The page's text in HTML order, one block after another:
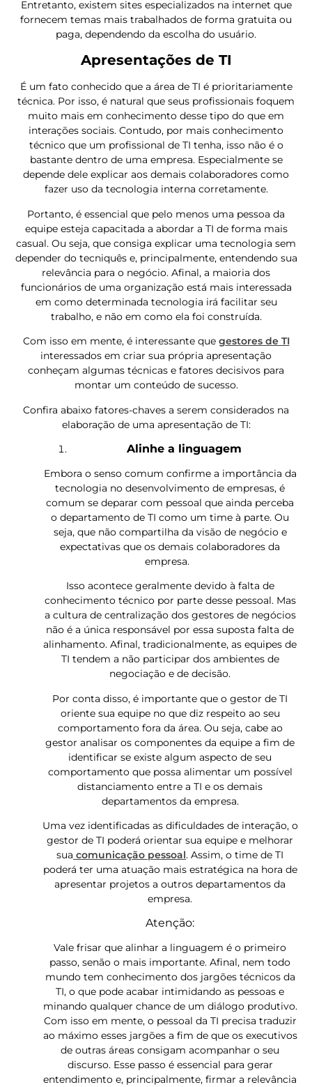
Entretanto, existem sites especializados na internet que
fornecem temas mais trabalhados de forma gratuita ou
paga, dependendo da escolha do usuário.
Apresentações de TI
É um fato conhecido que a área de TI é prioritariamente
técnica. Por isso, é natural que seus profissionais foquem
muito mais em conhecimento desse tipo do que em
interações sociais. Contudo, por mais conhecimento
técnico que um profissional de TI tenha, isso não é o
bastante dentro de uma empresa. Especialmente se
depende dele explicar aos demais colaboradores como
fazer uso da tecnologia interna corretamente.
Portanto, é essencial que pelo menos uma pessoa da
equipe esteja capacitada a abordar a TI de forma mais
casual. Ou seja, que consiga explicar uma tecnologia sem
depender do tecniquês e, principalmente, entendendo sua
relevância para o negócio. Afinal, a maioria dos
funcionários de uma organização está mais interessada
em como determinada tecnologia irá facilitar seu
trabalho, e não em como ela foi construída.
Com isso em mente, é interessante que gestores de TI
interessados em criar sua própria apresentação
conheçam algumas técnicas e fatores decisivos para
montar um conteúdo de sucesso.
Confira abaixo fatores-chaves a serem considerados na
elaboração de uma apresentação de TI:
Alinhe a linguagem
Embora o senso comum confirme a importância da
tecnologia no desenvolvimento de empresas, é
comum se deparar com pessoal que ainda perceba
o departamento de TI como um time à parte. Ou
seja, que não compartilha da visão de negócio e
expectativas que os demais colaboradores da
empresa.
Isso acontece geralmente devido à falta de
conhecimento técnico por parte desse pessoal. Mas
a cultura de centralização dos gestores de negócios
não é a única responsável por essa suposta falta de
alinhamento. Afinal, tradicionalmente, as equipes de
TI tendem a não participar dos ambientes de
negociação e de decisão.
Por conta disso, é importante que o gestor de TI
oriente sua equipe no que diz respeito ao seu
comportamento fora da área. Ou seja, cabe ao
gestor analisar os componentes da equipe a fim de
identificar se existe algum aspecto de seu
comportamento que possa alimentar um possível
distanciamento entre a TI e os demais
departamentos da empresa.
Uma vez identificadas as dificuldades de interação, o
gestor de TI poderá orientar sua equipe e melhorar
sua comunicação pessoal. Assim, o time de TI
poderá ter uma atuação mais estratégica na hora de
apresentar projetos a outros departamentos da
empresa.
Atenção:
Vale frisar que alinhar a linguagem é o primeiro
passo, senão o mais importante. Afinal, nem todo
mundo tem conhecimento dos jargões técnicos da
TI, o que pode acabar intimidando as pessoas e
minando qualquer chance de um diálogo produtivo.
Com isso em mente, o pessoal da TI precisa traduzir
ao máximo esses jargões a fim de que os executivos
de outras áreas consigam acompanhar o seu
discurso. Esse passo é essencial para gerar
entendimento e, principalmente, firmar a relevância